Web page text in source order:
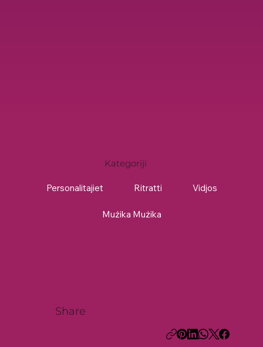
Kategoriji
Personalitajiet Ritratti Vidjos
Mużika Mużika
Share